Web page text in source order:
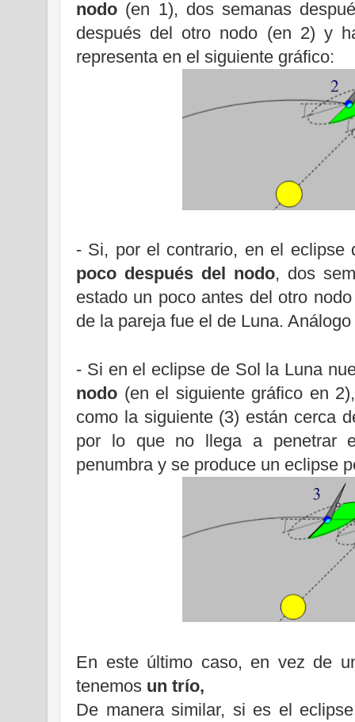
nodo (en 1), dos semanas
después del otro nodo (en 2) y
representa en el siguiente gráfico:
- Si, por el contrario, en el
poco después del nodo, dos
estado un poco antes del otro
de la pareja fue el de Luna.
- Si en el eclipse de Sol la Luna
nodo (en el siguiente gráfico en
como la siguiente (3) están cerca
por lo que no llega a penetrar
penumbra y se produce un eclipse
En este último caso, en vez de
tenemos un trío,
De manera similar, si es el